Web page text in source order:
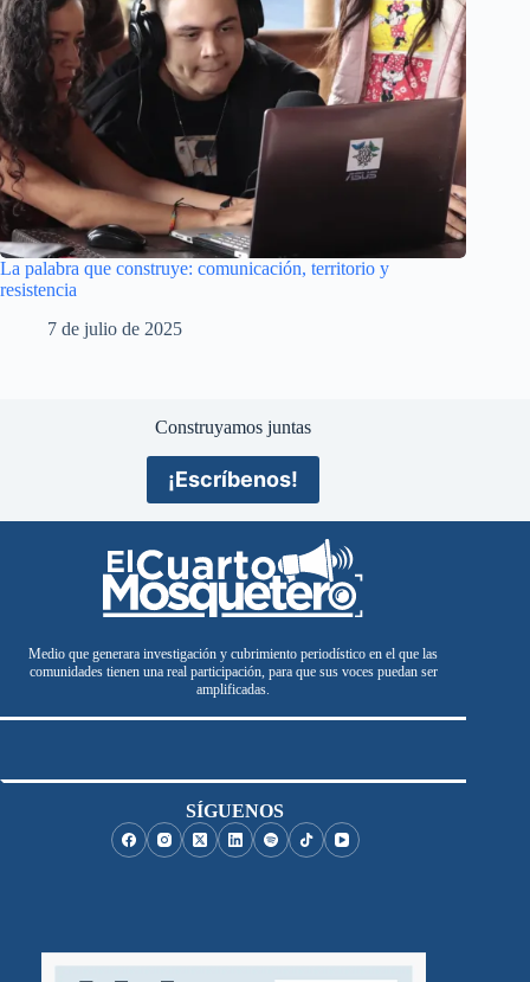
La palabra que construye: comunicación, territorio y
resistencia
7 de julio de 2025
Construyamos juntas
¡Escríbenos!
Medio que generara investigación y cubrimiento periodístico en el que las
comunidades tienen una real participación, para que sus voces puedan ser
amplificadas.
SÍGUENOS